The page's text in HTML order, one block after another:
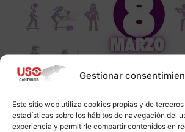
Gestionar
Este sitio web utiliza cookies propias y de
estadísticas sobre los hábitos de navegación del
experiencia y permitirle compartir contenidos en